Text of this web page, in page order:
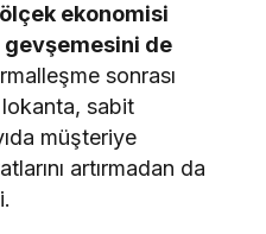
ölçek ekonomisi
de
sonrası
sabit
müşteriye
artırmadan da